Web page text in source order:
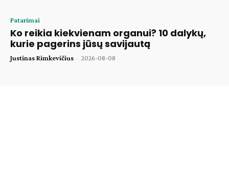
Patarimai
Ko reikia kiekvienam organui? 10 dalykų,
kurie pagerins jūsų savijautą
Justinas Rimkevičius - 2026-08-08